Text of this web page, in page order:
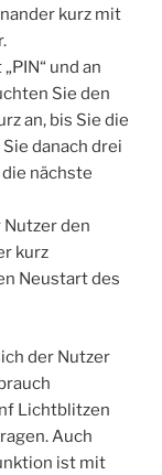
kurz mit
und an
Sie den
an, bis Sie die
danach drei
nächste
Nutzer den
kurz
Neustart des
der Nutzer
Lichtblitzen
Auch
ist mit